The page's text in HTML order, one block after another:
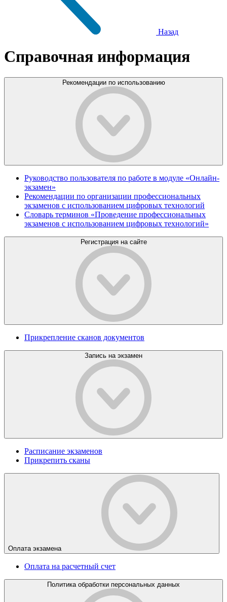
Назад
Справочная информация
Рекомендации по использованию
Руководство пользователя по работе в модуле «Онлайн-
экзамен»
Рекомендации по организации профессиональных
экзаменов с использованием цифровых технологий
Словарь терминов «Проведение профессиональных
экзаменов с использованием цифровых технологий»
Регистрация на сайте
Прикрепление сканов документов
Запись на экзамен
Расписание экзаменов
Прикрепить сканы
Оплата экзамена
Оплата на расчетный счет
Политика обработки персональных данных